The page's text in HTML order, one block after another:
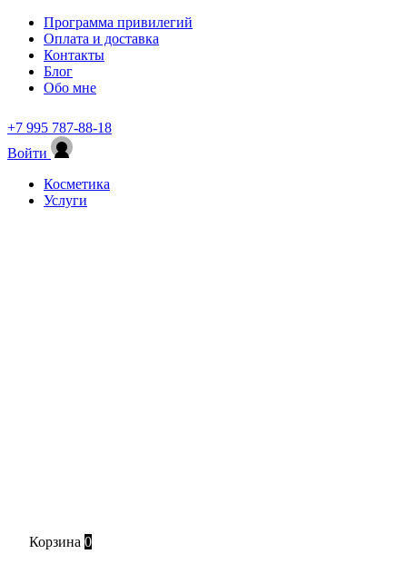
Программа привилегий
Оплата и доставка
Контакты
Блог
Обо мне
+7 995 787-88-18
Войти
Косметика
Услуги
Корзина 0